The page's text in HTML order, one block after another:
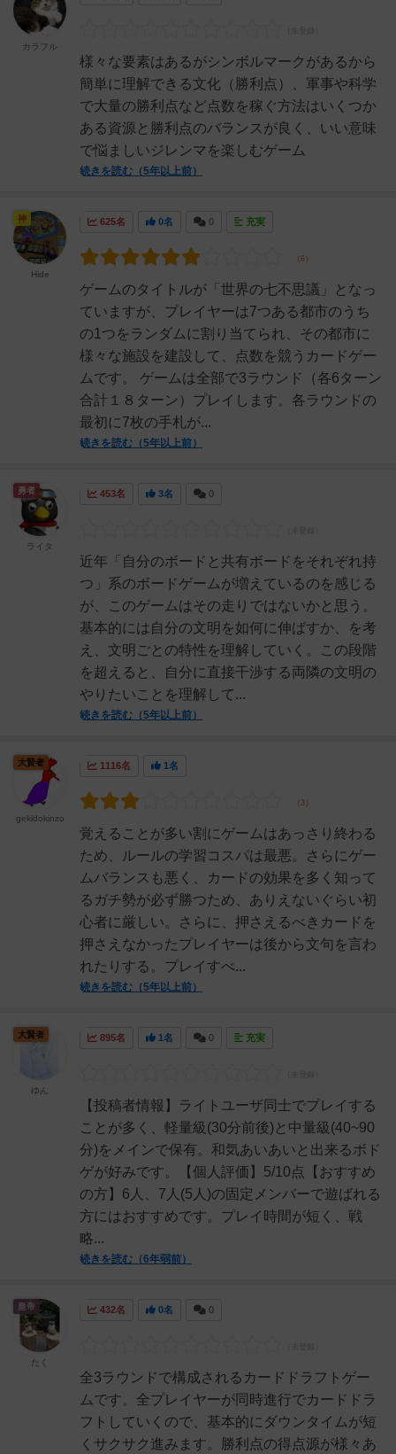
様々な要素はあるがシンボルマークがあるから
簡単に理解できる文化（勝利点）、軍事や科学
で大量の勝利点など点数を稼ぐ方法はいくつか
ある資源と勝利点のバランスが良く、いい意味
で悩ましいジレンマを楽しむゲーム
続きを読む（5年以上前）
カラフル
625名 0名 0 充実
ゲームのタイトルが「世界の七不思議」となっ
ていますが、プレイヤーは7つある都市のうち
の1つをランダムに割り当てられ、その都市に
様々な施設を建設して、点数を競うカードゲー
ムです。 ゲームは全部で3ラウンド（各6ターン
合計１８ターン）プレイします。各ラウンドの
最初に7枚の手札が...
続きを読む（5年以上前）
神
Hide
453名 3名 0
近年「自分のボードと共有ボードをそれぞれ持
つ」系のボードゲームが増えているのを感じる
が、このゲームはその走りではないかと思う。
基本的には自分の文明を如何に伸ばすか、を考
え、文明ごとの特性を理解していく。この段階
を超えると、自分に直接干渉する両隣の文明の
やりたいことを理解して...
続きを読む（5年以上前）
勇者
ライタ
1116名 1名
覚えることが多い割にゲームはあっさり終わる
ため、ルールの学習コスパは最悪。さらにゲー
ムバランスも悪く、カードの効果を多く知って
るガチ勢が必ず勝つため、ありえないぐらい初
心者に厳しい。さらに、押さえるべきカードを
押さえなかったプレイヤーは後から文句を言わ
れたりする。プレイすべ...
続きを読む（5年以上前）
大賢者
gekidokinzo
895名 1名 0 充実
【投稿者情報】ライトユーザ同士でプレイする
ことが多く、軽量級(30分前後)と中量級(40~90
分)をメインで保有。和気あいあいと出来るボド
ゲが好みです。【個人評価】5/10点【おすすめ
の方】6人、7人(5人)の固定メンバーで遊ばれる
方にはおすすめです。プレイ時間が短く、戦
略...
続きを読む（6年弱前）
大賢者
ゆん
432名 0名 0
全3ラウンドで構成されるカードドラフトゲー
ムです。全プレイヤーが同時進行でカードドラ
フトしていくので、基本的にダウンタイムが短
くサクサク進みます。勝利点の得点源が様々あ
皇帝
たく